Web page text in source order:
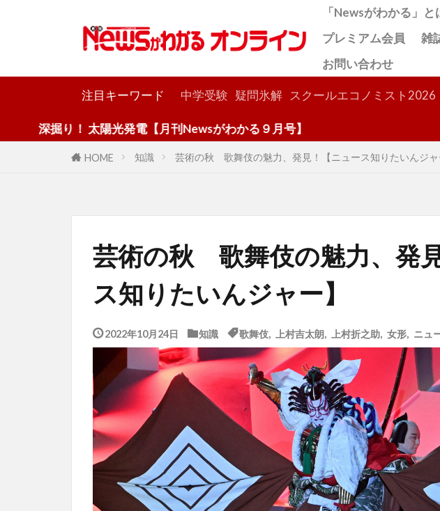
「Newsがわかる」と
プレミアム会員
雑
お問い合わせ
注目キーワード 中学受験 疑問氷解 スクールエコノミスト2026
！ 太陽光発電【月刊Newsがわかる９月号】
HOME 知識 芸術の秋 歌舞伎の魅力、発見！【ニュース知りたいんジャ
芸術の秋 歌舞伎の魅力、発
ス知りたいんジャー】
2022年10月24日 知識 歌舞伎, 上村吉太朗, 上村折之助, 女形, ニュ